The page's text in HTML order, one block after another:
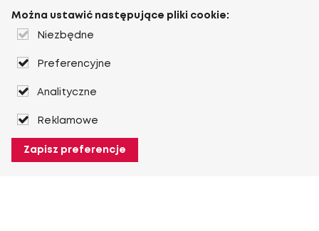
Można ustawić następujące pliki cookie:
Niezbędne
Preferencyjne
Analityczne
Reklamowe
Zapisz preferencje